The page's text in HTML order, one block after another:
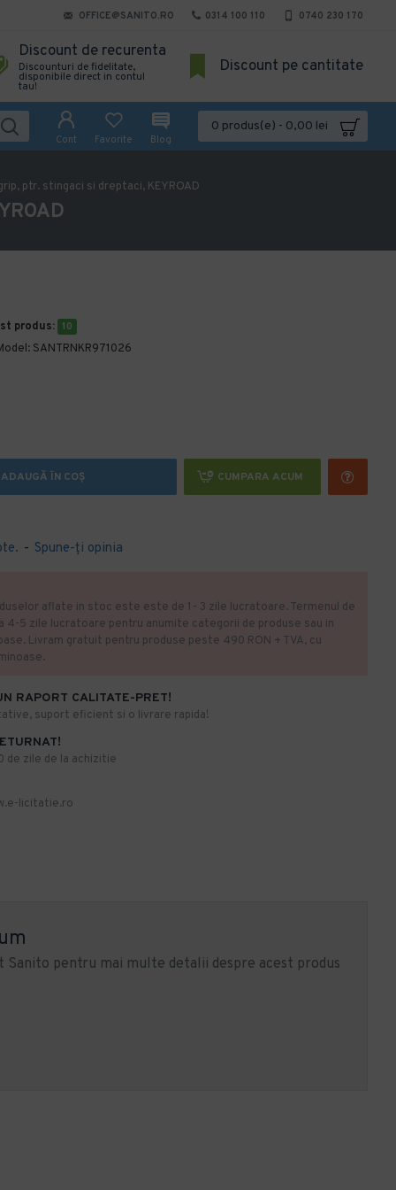
OFFICE@SANITO.RO 0314 100 110 0740 230 170
Discount de recurenta
Discounturi de fidelitate,
disponibile direct in contul
tau!
Discount pe cantitate
Cont Favorite Blog
0 produs(e) - 0,00 lei
ptr. stingaci si dreptaci, KEYROAD
produs: 10
SANTRNKR971026
- Spune-ţi opinia
ADAUGĂ ÎN COŞ CUMPARA ACUM
RAPORT CALITATE-PRET!
suport eficient si o livrare rapida!
de zile de la achizitie
licitatie.ro
aflate in stoc este este de 1- 3 zile lucratoare. Termenul de
4-5 zile lucratoare pentru anumite categorii de produse sau in
Livram gratuit pentru produse peste 490 RON + TVA, cu
Sanito pentru mai multe detalii despre acest produs